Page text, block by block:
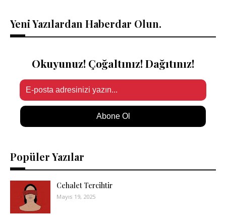
Yeni Yazılardan Haberdar Olun.
Okuyunuz! Çoğaltınız! Dağıtınız!
Abone Ol
Popüler Yazılar
Cehalet Tercihtir
Mayıs 19, 2025